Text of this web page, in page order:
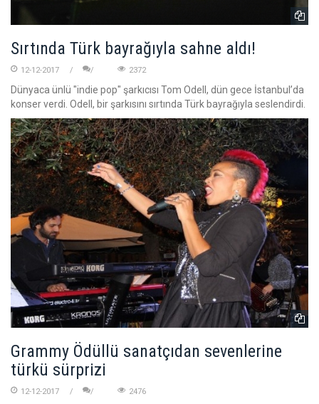
Sırtında Türk bayrağıyla sahne aldı!
12-12-2017 2372
Dünyaca ünlü "indie pop" şarkıcısı Tom Odell, dün gece İstanbul’da
konser verdi. Odell, bir şarkısını sırtında Türk bayrağıyla seslendirdi.
Grammy Ödüllü sanatçıdan sevenlerine
türkü sürprizi
12-12-2017 2476